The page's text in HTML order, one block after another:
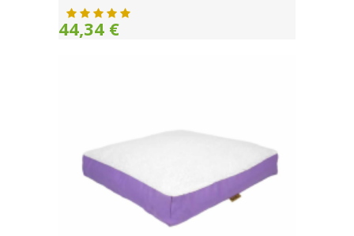
44,34 €